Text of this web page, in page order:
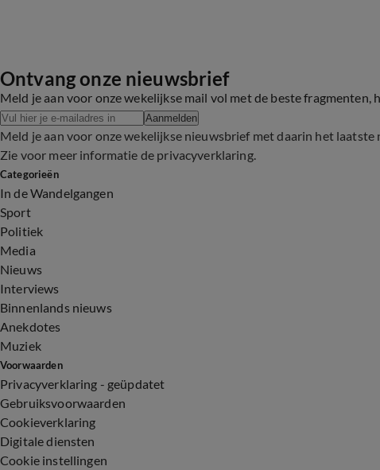
Ontvang onze nieuwsbrief
Meld je aan voor onze wekelijkse mail vol met de beste fragmenten,
Aanmelden
Meld je aan voor onze wekelijkse nieuwsbrief met daarin het
Zie voor meer informatie de privacyverklaring.
Categorieën
In de Wandelgangen
Sport
Politiek
Media
Nieuws
Interviews
Binnenlands nieuws
Anekdotes
Muziek
Voorwaarden
Privacyverklaring - geüpdatet
Gebruiksvoorwaarden
Cookieverklaring
Digitale diensten
Cookie instellingen